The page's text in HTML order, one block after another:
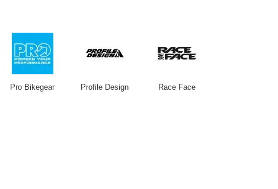
Pro Bikegear Profile Design Race Face